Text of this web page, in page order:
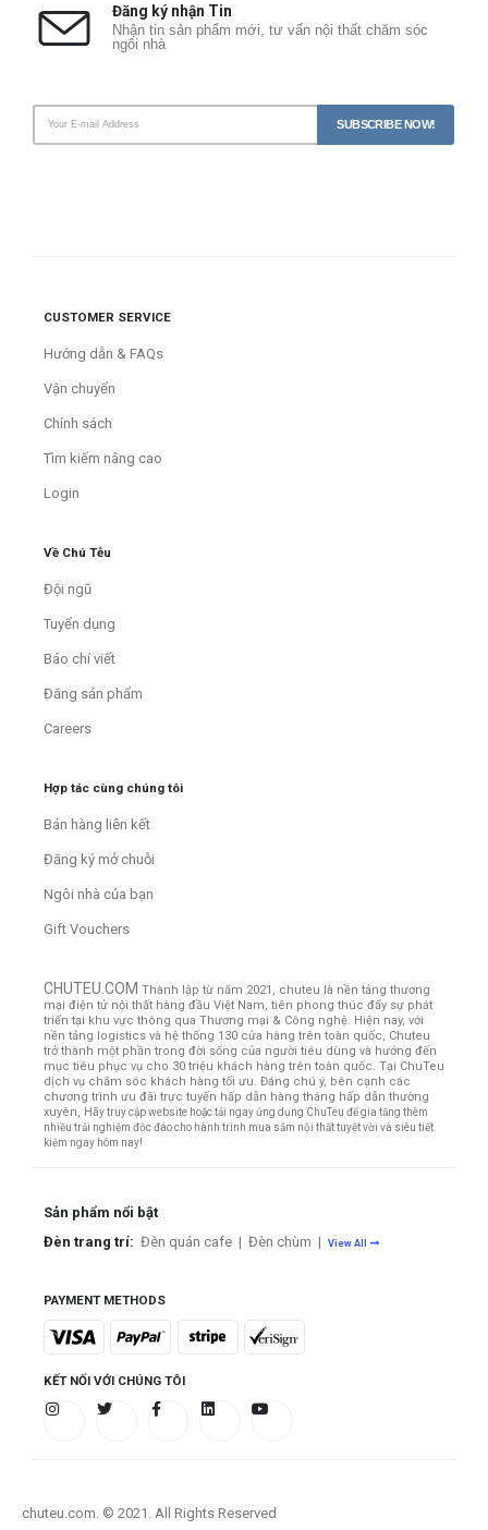
Đăng ký nhận Tin
Nhận tin sản phẩm mới, tư vấn nội thất chăm sóc
ngôi nhà
CUSTOMER SERVICE
Hướng dẫn & FAQs
Vận chuyển
Chính sách
Tìm kiếm nâng cao
Login
Về Chú Tễu
Đội ngũ
Tuyển dụng
Báo chí viết
Đăng sản phẩm
Careers
Hợp tác cùng chúng tôi
Bán hàng liên kết
Đăng ký mở chuỗi
Ngôi nhà của bạn
Gift Vouchers
CHUTEU.COM Thành lập từ năm 2021, chuteu là nền tảng thương
mại điện tử nội thất hàng đầu Việt Nam, tiên phong thúc đẩy sự phát
triển tại khu vực thông qua Thương mại & Công nghệ. Hiện nay, với
nền tảng logistics và hệ thống 130 cửa hàng trên toàn quốc, Chuteu
trở thành một phần trong đời sống của người tiêu dùng và hướng đến
mục tiêu phục vụ cho 30 triệu khách hàng trên toàn quốc. Tại ChuTeu
dịch vụ chăm sóc khách hàng tối ưu. Đáng chú ý, bên cạnh các
chương trình ưu đãi trực tuyến hấp dẫn hàng tháng hấp dẫn thường
xuyên, Hãy truy cập website hoặc tải ngay ứng dụng ChuTeu để gia tăng thêm
nhiều trải nghiệm độc đáo cho hành trình mua sắm nội thất tuyệt vời và siêu tiết
kiệm ngay hôm nay!
Sản phẩm nổi bật
Đèn trang trí: Đèn quán cafe | Đèn chùm | View All
PAYMENT METHODS
KẾT NỐI VỚI CHÚNG TÔI
chuteu.com. © 2021. All Rights Reserved